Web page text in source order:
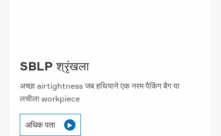
SBLP श्रृंखला
अच्छा airtightness जब हथियाने एक नरम पैकिंग बैग या
लचीला workpiece
अधिक पता 